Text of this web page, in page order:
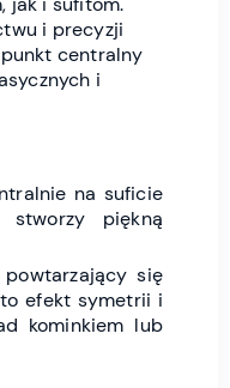
i precyzji
centralny
i
na suficie
piękną
się
efekt symetrii i
kominkiem lub